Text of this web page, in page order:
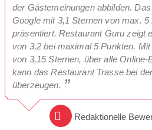
der Gästemeinungen abbilden.
Google mit 3,1 Sternen von max. 5
präsentiert. Restaurant Guru zeigt
von 3,2 bei maximal 5 Punkten.
von 3,15 Sternen, über alle Online-
kann das Restaurant Trasse bei
überzeugen.
Redaktionelle